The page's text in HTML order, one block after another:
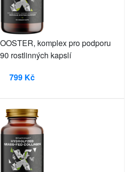
komplex pro podporu
rostlinných kapslí
799 Kč